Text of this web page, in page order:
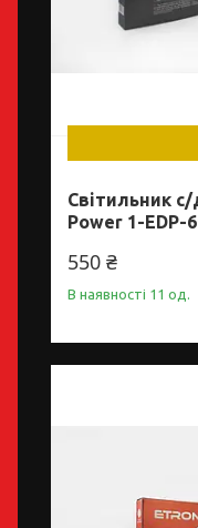
Світильник с/
Power 1-EDP-
550 ₴
В наявності 11 од.